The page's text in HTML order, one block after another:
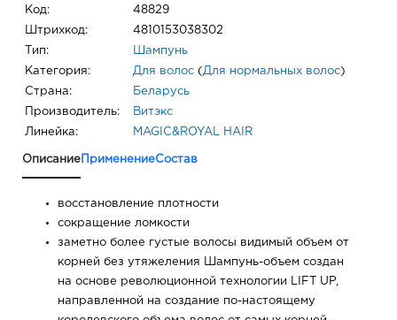
Код: 48829
Штрихкод: 4810153038302
Тип: Шампунь
Категория: Для волос ( Для нормальных волос)
Страна: Беларусь
Производитель: Витэкс
Линейка: MAGIC&ROYAL HAIR
Описание ПрименениеСостав
восстановление плотности
сокращение ломкости
заметно более густые волосы видимый объем от
корней без утяжеления Шампунь-объем создан
на основе революционной технологии LIFT UP,
направленной на создание по-настоящему